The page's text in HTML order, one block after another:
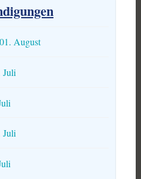
August
Juli
Juli